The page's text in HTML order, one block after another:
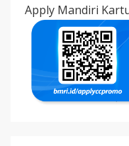
Apply Mandiri